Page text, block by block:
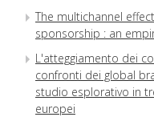
The multichannel
sponsorship : an
L'atteggiamento dei
confronti dei global
studio esplorativo in
europei